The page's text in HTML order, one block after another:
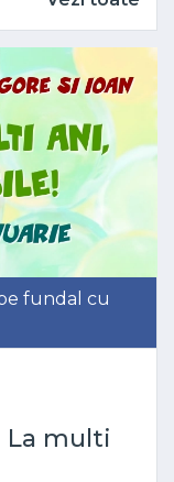
fundal cu
La multi